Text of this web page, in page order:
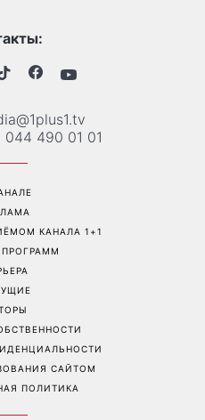
044 490 01 01
КАНАЛА 1+1
ПРОГРАММ
САЙТОМ
ПОЛИТИКА